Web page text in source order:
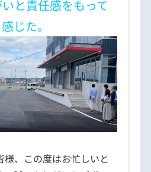
と責任感をもって
じた。
様、この度はお忙しいと